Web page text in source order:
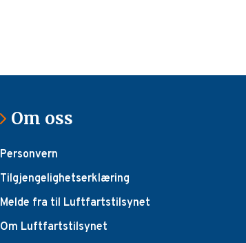
Om oss
Personvern
Tilgjengelighetserklæring
Melde fra til Luftfartstilsynet
Om Luftfartstilsynet